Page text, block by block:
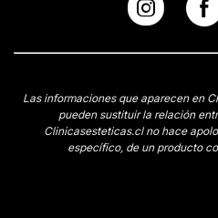
Las informaciones que aparecen en
pueden sustituir la relación
Clinicasesteticas.cl no hace
específico, de un producto